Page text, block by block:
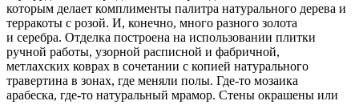
которым делает комплименты палитра натурального дерева и
терракоты с розой. И, конечно, много разного золота
и серебра. Отделка построена на использовании плитки
ручной работы, узорной расписной и фабричной,
метлахских коврах в сочетании с копией натурального
травертина в зонах, где меняли полы. Где-то мозаика
арабеска, где-то натуральный мрамор. Стены окрашены или